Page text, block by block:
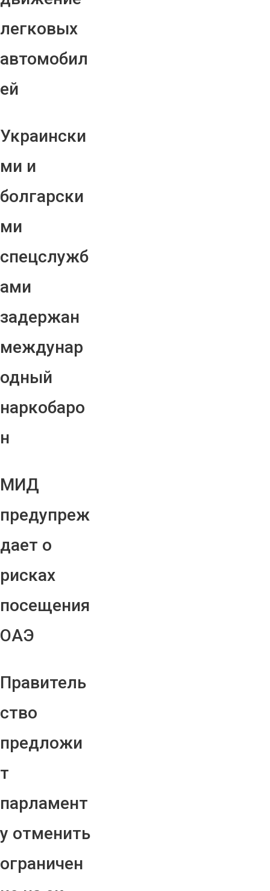
легковых
автомобил
ей
Украински
ми и
болгарски
ми
спецслужб
ами
задержан
междунар
одный
наркобаро
н
МИД
предупреж
дает о
рисках
посещения
ОАЭ
Правитель
ство
предложи
т
парламент
у отменить
ограничен